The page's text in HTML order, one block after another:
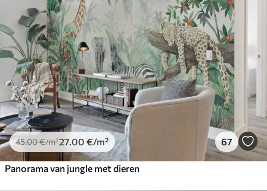
45.00€/m²27 .00 €/m² 67
Panorama van jungle met dieren